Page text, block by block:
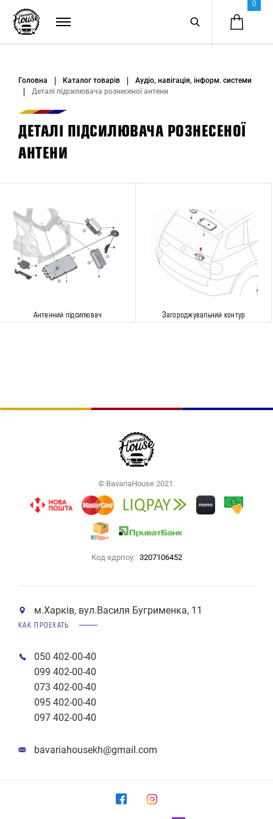
0
Головна Каталог товарів
Аудіо, навігація, інформ. системи
Деталі підсилювача рознесеної антени
ДЕТАЛІ ПІДСИЛЮВАЧА РОЗНЕСЕНОЇ
АНТЕНИ
Антенний підсилювач Загороджувальний контур
© BavariaHouse 2021.
Код едрпоу: 3207106452
м.Харків, вул.Василя Бугрименка, 11
КАК ПРОЕХАТЬ
050 402-00-40
099 402-00-40
073 402-00-40
095 402-00-40
097 402-00-40
bavariahousekh@gmail.com